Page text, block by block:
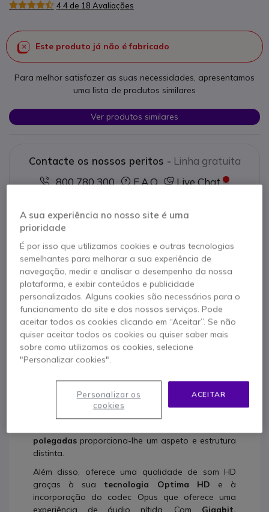
4.4 de 18 Avaliações
Este produto já não é fabricado
Para melhor satisfazer as suas necessidades, apresentamos
uma lista de produtos similares
Ver produtos similares
Contacte os nossos peritos - Linha gratuita
800 780 300
F.A.Q Live Chat
Descrição produto
Yealink T54W Yealink WH62 Teams
Yealink T54W
Telefone SIP com ecrã 4,3", até 16 contas
SIP, PoE e WiFi
desenhado para o uso profissional em médias e
grandes empresas. É um telefone IP fácil de usar
polegadas proporciona-lhe um aspeto e estrutura
distinta.
Além disso, oferece uma qualidade de som HD
graças à sua tecnologia Optima HD e à
incorporação do codec Opus que oferece uma
experiência de áudio nítida. Com Gigabit,
A sua experiência no nosso site é uma
prioridade
É por isso que utilizamos cookies e outras tecnologias
semelhantes para melhorar a sua experiência de
navegação, medir e analisar o desempenho da nossa
plataforma, e exibir conteúdos e publicidade
personalizados. Alguns cookies são necessários para o
funcionamento do site e dos nossos serviços. Pode
aceitar todos os cookies clicando em “Aceitar”. Se não
quiser aceitar todos os cookies ou quiser saber mais
sobre como utilizamos os cookies, selecione
"Personalizar cookies".
ACEITAR
Personalizar os
cookies